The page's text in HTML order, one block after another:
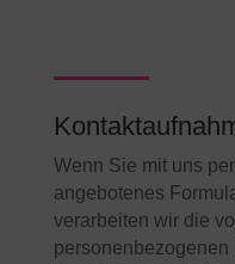
Wenn Sie mit uns
angebotenes
verarbeiten wir die